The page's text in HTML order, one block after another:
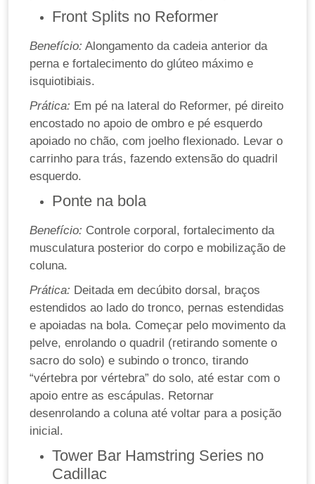
Front Splits no Reformer
Benefício: Alongamento da cadeia anterior da
perna e fortalecimento do glúteo máximo e
isquiotibiais.
Prática: Em pé na lateral do Reformer, pé direito
encostado no apoio de ombro e pé esquerdo
apoiado no chão, com joelho flexionado. Levar o
carrinho para trás, fazendo extensão do quadril
esquerdo.
Ponte na bola
Benefício: Controle corporal, fortalecimento da
musculatura posterior do corpo e mobilização de
coluna.
Prática: Deitada em decúbito dorsal, braços
estendidos ao lado do tronco, pernas estendidas
e apoiadas na bola. Começar pelo movimento da
pelve, enrolando o quadril (retirando somente o
sacro do solo) e subindo o tronco, tirando
“vértebra por vértebra” do solo, até estar com o
apoio entre as escápulas. Retornar
desenrolando a coluna até voltar para a posição
inicial.
Tower Bar Hamstring Series no
Cadillac